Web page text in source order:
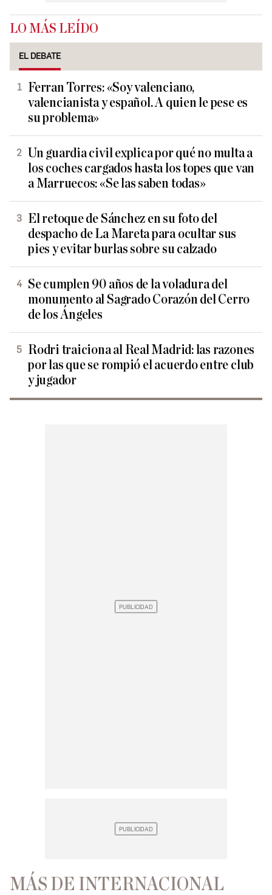
LO MÁS LEÍDO
EL DEBATE
Ferran Torres: «Soy valenciano,
valencianista y español. A quien le pese es
su problema»
Un guardia civil explica por qué no multa a
los coches cargados hasta los topes que van
a Marruecos: «Se las saben todas»
El retoque de Sánchez en su foto del
despacho de La Mareta para ocultar sus
pies y evitar burlas sobre su calzado
Se cumplen 90 años de la voladura del
monumento al Sagrado Corazón del Cerro
de los Ángeles
Rodri traiciona al Real Madrid: las razones
por las que se rompió el acuerdo entre club
y jugador
MÁS DE INTERNACIONAL